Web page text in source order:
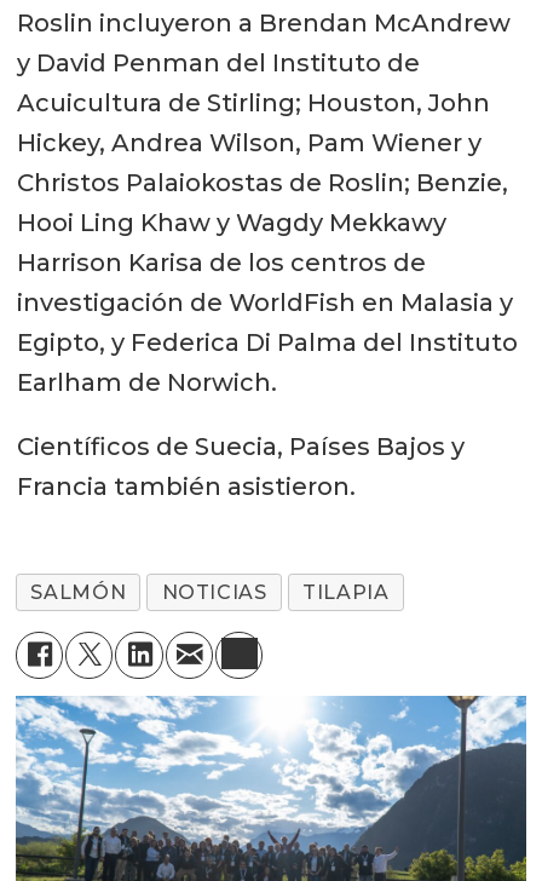
Roslin incluyeron a Brendan McAndrew
y David Penman del Instituto de
Acuicultura de Stirling; Houston, John
Hickey, Andrea Wilson, Pam Wiener y
Christos Palaiokostas de Roslin; Benzie,
Hooi Ling Khaw y Wagdy Mekkawy
Harrison Karisa de los centros de
investigación de WorldFish en Malasia y
Egipto, y Federica Di Palma del Instituto
Earlham de Norwich.
Científicos de Suecia, Países Bajos y
Francia también asistieron.
SALMÓN NOTICIAS TILAPIA